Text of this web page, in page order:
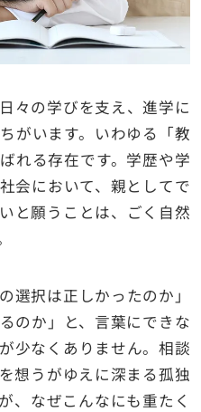
々の学びを支え、進学に
がいます。いわゆる「教
れる存在です。学歴や学
会において、親としてで
と願うことは、ごく自然
選択は正しかったのか」
のか」と、言葉にできな
少なくありません。相談
想うがゆえに深まる孤独
なぜこんなにも重たく